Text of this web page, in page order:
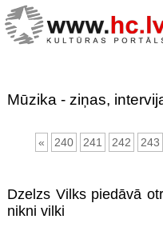
Mūzika - ziņas,
« 240 241 242 243
Dzelzs Vilks piedāvā
nikni vilki